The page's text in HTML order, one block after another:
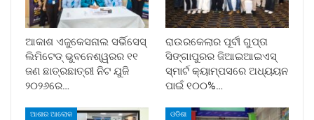
ଆକାଶ ଏଜୁକେସନାଲ ସର୍ଭିସେସ୍
ଲିମିଟେଡ୍ ଭୁବନେଶ୍ୱରର ୧୧
ଜଣ ଛାତ୍ରଛାତ୍ରୀ ନିଟ ଯୁଜି
୨୦୨୬ରେ…
ରାଉରକେଲାର ପୂର୍ବୀ ଗୁପ୍ତା
ସିଙ୍ଗାପୁରର ଜିଆଇଆଇଏସ୍
ସ୍ମାର୍ଟ କ୍ୟାମ୍ପସରେ ଅଧ୍ୟୟନ
ପାଇଁ ୧୦୦%…
ଆଶାର ଆଲୋକ ଓଡିଶା